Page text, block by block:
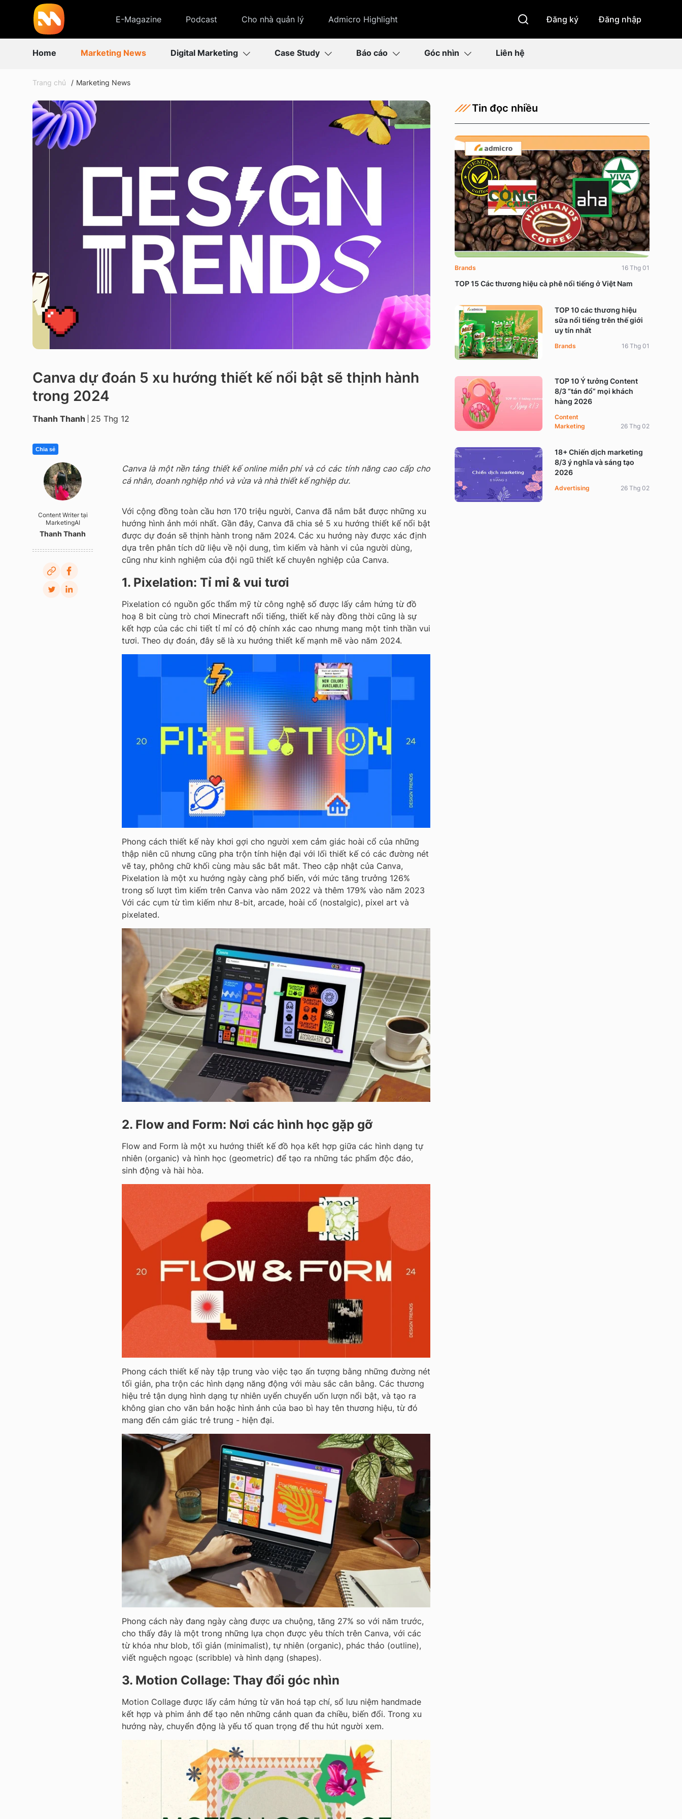
E-Magazine Podcast Cho nhà quản lý Admicro Highlight Đăng ký Đăng nhập
Home Marketing News Digital Marketing Case Study Báo cáo Góc nhìn Liên hệ
Trang chủ Marketing News
Canva dự đoán 5 xu hướng thiết kế nổi bật sẽ thịnh hành
trong 2024
Thanh Thanh 25 Thg 12
Chia sẻ
Content Writer tại
MarketingAI
Thanh Thanh
Canva là một nền tảng thiết kế online miễn phí và có các tính năng cao cấp cho
cá nhân, doanh nghiệp nhỏ và vừa và nhà thiết kế nghiệp dư.
Với cộng đồng toàn cầu hơn 170 triệu người, Canva đã nắm bắt được những xu
hướng hình ảnh mới nhất. Gần đây, Canva đã chia sẻ 5 xu hướng thiết kế nổi bật
được dự đoán sẽ thịnh hành trong năm 2024. Các xu hướng này được xác định
dựa trên phân tích dữ liệu về nội dung, tìm kiếm và hành vi của người dùng,
cũng như kinh nghiệm của đội ngũ thiết kế chuyên nghiệp của Canva.
1. Pixelation: Tỉ mỉ & vui tươi
Pixelation có nguồn gốc thẩm mỹ từ công nghệ số được lấy cảm hứng từ đồ
hoạ 8 bit cùng trò chơi Minecraft nổi tiếng, thiết kế này đồng thời cũng là sự
kết hợp của các chi tiết tỉ mỉ có độ chính xác cao nhưng mang một tinh thần vui
tươi. Theo dự đoán, đây sẽ là xu hướng thiết kế mạnh mẽ vào năm 2024.
Phong cách thiết kế này khơi gợi cho người xem cảm giác hoài cổ của những
thập niên cũ nhưng cũng pha trộn tính hiện đại với lối thiết kế có các đường nét
vẽ tay, phông chữ khối cùng màu sắc bắt mắt. Theo cập nhật của Canva,
Pixelation là một xu hướng ngày càng phổ biến, với mức tăng trưởng 126%
trong số lượt tìm kiếm trên Canva vào năm 2022 và thêm 179% vào năm 2023
Với các cụm từ tìm kiếm như 8-bit, arcade, hoài cổ (nostalgic), pixel art và
pixelated.
2. Flow and Form: Nơi các hình học gặp gỡ
Flow and Form là một xu hướng thiết kế đồ họa kết hợp giữa các hình dạng tự
nhiên (organic) và hình học (geometric) để tạo ra những tác phẩm độc đáo,
sinh động và hài hòa.
Phong cách thiết kế này tập trung vào việc tạo ấn tượng bằng những đường nét
tối giản, pha trộn các hình dạng năng động với màu sắc cân bằng. Các thương
hiệu trẻ tận dụng hình dạng tự nhiên uyển chuyển uốn lượn nổi bật, và tạo ra
không gian cho văn bản hoặc hình ảnh của bao bì hay tên thương hiệu, từ đó
mang đến cảm giác trẻ trung - hiện đại.
Phong cách này đang ngày càng được ưa chuộng, tăng 27% so với năm trước,
cho thấy đây là một trong những lựa chọn được yêu thích trên Canva, với các
từ khóa như blob, tối giản (minimalist), tự nhiên (organic), phác thảo (outline),
viết nguệch ngoạc (scribble) và hình dạng (shapes).
3. Motion Collage: Thay đổi góc nhìn
Motion Collage được lấy cảm hứng từ văn hoá tạp chí, sổ lưu niệm handmade
kết hợp và phim ảnh để tạo nên những cảnh quan đa chiều, biến đổi. Trong xu
hướng này, chuyển động là yếu tố quan trọng để thu hút người xem.
Tin đọc nhiều
TOP 15 Các thương hiệu cà phê nổi tiếng ở Việt Nam
Brands 16 Thg 01
TOP 10 các thương hiệu
sữa nổi tiếng trên thế giới
uy tín nhất
Brands 16 Thg 01
TOP 10 Ý tưởng Content
8/3 “tán đổ” mọi khách
hàng 2026
Content
Marketing
26 Thg 02
18+ Chiến dịch marketing
8/3 ý nghĩa và sáng tạo
2026
Advertising 26 Thg 02